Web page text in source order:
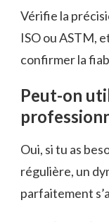
Vérifie la
ISO ou ASTM,
confirmer la
Peut-on
Oui, si tu as
régulière, un
parfaitement